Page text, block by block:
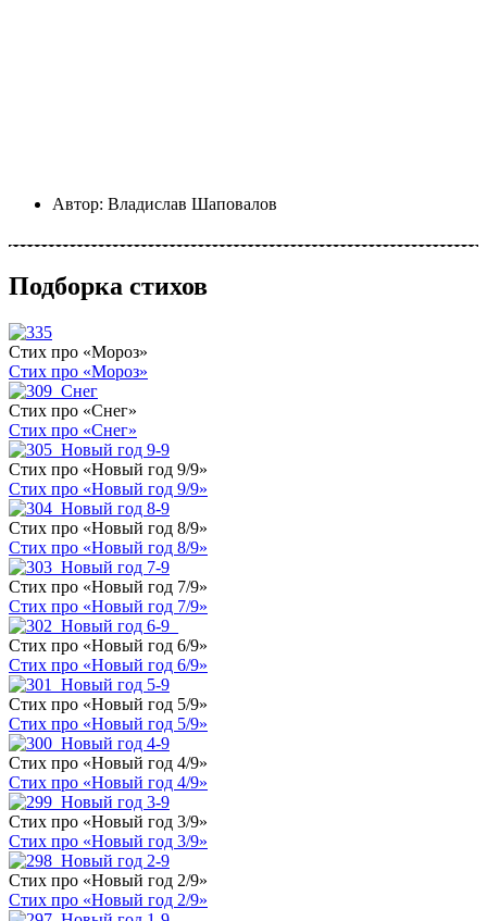
Автор: Владислав Шаповалов
Подборка стихов
Стих про «Мороз»
Стих про «Мороз»
Стих про «Снег»
Стих про «Снег»
Стих про «Новый год 9/9»
Стих про «Новый год 9/9»
Стих про «Новый год 8/9»
Стих про «Новый год 8/9»
Стих про «Новый год 7/9»
Стих про «Новый год 7/9»
Стих про «Новый год 6/9»
Стих про «Новый год 6/9»
Стих про «Новый год 5/9»
Стих про «Новый год 5/9»
Стих про «Новый год 4/9»
Стих про «Новый год 4/9»
Стих про «Новый год 3/9»
Стих про «Новый год 3/9»
Стих про «Новый год 2/9»
Стих про «Новый год 2/9»